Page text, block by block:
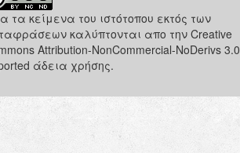
τα κείμενα του ιστότοπου εκτός των
καλύπτονται απο την Creative
Attribution-NonCommercial-NoDerivs 3.0
άδεια χρήσης.